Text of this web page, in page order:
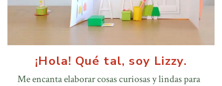
¡Hola! Qué tal, soy Lizzy.
Me encanta elaborar cosas curiosas y lindas para